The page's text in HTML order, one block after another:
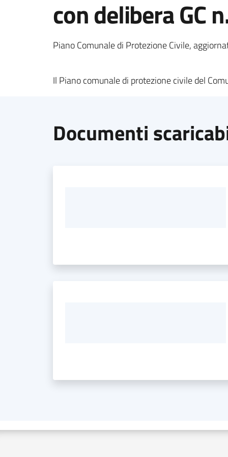
con delibera GC
Piano Comunale di Protezione Civile,
Il Piano comunale di protezione civile del
Documenti